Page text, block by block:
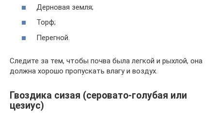
Дерновая земля;
Торф;
Перегной.
Следите за тем, чтобы почва была легкой и рыхлой, она
должна хорошо пропускать влагу и воздух.
Гвоздика сизая (серовато-голубая или
цезиус)